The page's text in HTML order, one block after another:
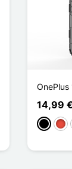
OnePlus
14,99 €
Schwarz
Rot